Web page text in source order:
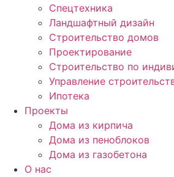
Спецтехника
Ландшафтный дизайн
Строительство домов
Проектирование
Строительство по
Управление
Ипотека
Проекты
Дома из кирпича
Дома из пеноблоков
Дома из газобетона
О нас